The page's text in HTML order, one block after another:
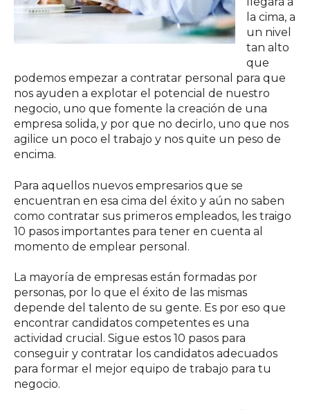
la cima, a
un nivel
tan alto
que
podemos empezar a contratar personal para que
nos ayuden a explotar el potencial de nuestro
negocio, uno que fomente la creación de una
empresa solida, y por que no decirlo, uno que nos
agilice un poco el trabajo y nos quite un peso de
encima.
Para aquellos nuevos empresarios que se
encuentran en esa cima del éxito y aún no saben
como contratar sus primeros empleados, les traigo
10 pasos importantes para tener en cuenta al
momento de emplear personal.
La mayoría de empresas están formadas por
personas, por lo que el éxito de las mismas
depende del talento de su gente. Es por eso que
encontrar candidatos competentes es una
actividad crucial. Sigue estos 10 pasos para
conseguir y contratar los candidatos adecuados
para formar el mejor equipo de trabajo para tu
negocio.